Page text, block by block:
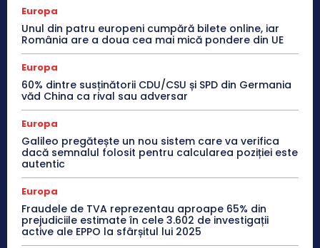
Europa
Unul din patru europeni cumpără bilete online, iar
România are a doua cea mai mică pondere din UE
Europa
60% dintre susținătorii CDU/CSU și SPD din Germania
văd China ca rival sau adversar
Europa
Galileo pregătește un nou sistem care va verifica
dacă semnalul folosit pentru calcularea poziției este
autentic
Europa
Fraudele de TVA reprezentau aproape 65% din
prejudiciile estimate în cele 3.602 de investigații
active ale EPPO la sfârșitul lui 2025